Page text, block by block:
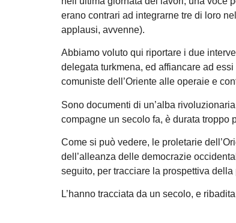
erano contrari ad integrarne tre di loro
applausi, avvenne).
Abbiamo voluto qui riportare i due
delegata turkmena, ed affiancare ad
comuniste dell’Oriente alle operaie e
Sono documenti di un’alba
compagne un secolo fa, è durata troppo
Come si può vedere, le proletarie
dell’alleanza delle democrazie
seguito, per tracciare la prospettiva
L’hanno tracciata da un secolo, e